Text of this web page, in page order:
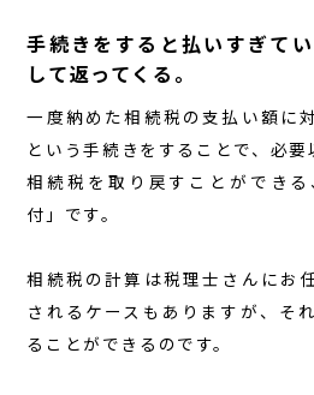
相続に強い
物件一覧
お知らせ
買いたい 流れ
売りたい 流れ
手続きをすると払いすぎて
して返ってくる。
一度納めた相続税の支払い額に
という手続きをすることで、必
相続税を取り戻すことができ
付」です。
相続税の計算は税理士さんにお
されるケースもありますが、そ
ることができるのです。